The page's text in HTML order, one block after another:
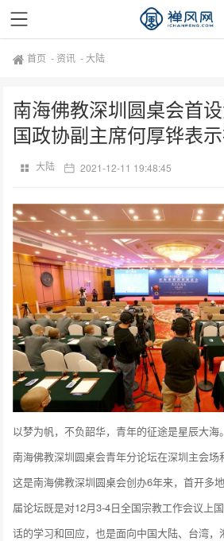
首页 - 资讯 -大陆
南海佛教深圳圆桌会首
国政协副主席何厚铧表
大陆 2021-12-11 19:48:45
以梦为帆，不负韶华，青年的征途是星辰大海
南海佛教深圳圆桌会青年分论坛在深圳主会场
这是南海佛教深圳圆桌会创办6年来，首开多
届论坛既是对12月3-4日全国宗教工作会议上
话的学习和回应，也是面向中国大陆、台湾，